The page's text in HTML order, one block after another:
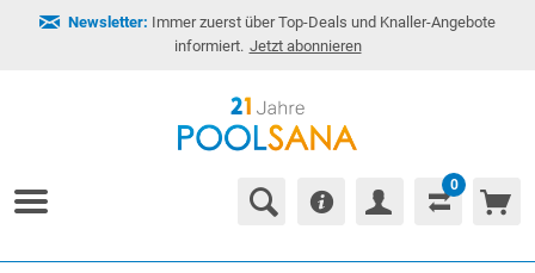
Newsletter: Immer zuerst über Top-Deals und Knaller-Angebote
informiert. Jetzt abonnieren
0